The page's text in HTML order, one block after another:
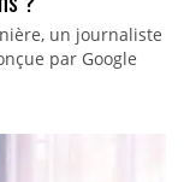
un journaliste
par Google